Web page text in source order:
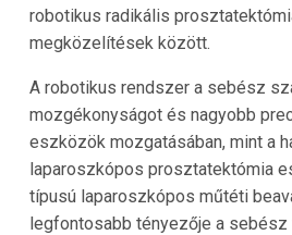
robotikus radikális
megközelítések között.
A robotikus rendszer a sebész
mozgékonyságot és nagyobb
eszközök mozgatásában, mint a
laparoszkópos prosztatektómia
típusú laparoszkópos műtéti
legfontosabb tényezője a sebész